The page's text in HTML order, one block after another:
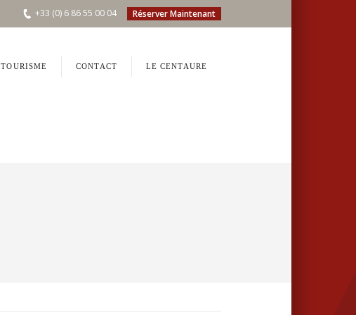
Réserver Maintenant
+33 (0) 6 86 55 00 04
TOURISME CONTACT LE CENTAURE